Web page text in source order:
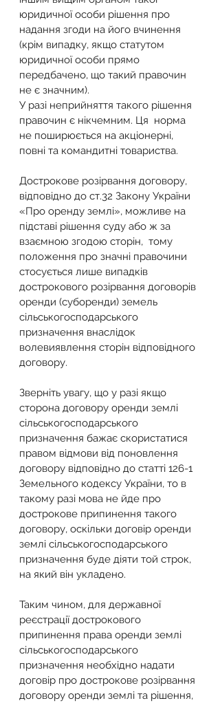
юридичної особи рішення про
надання згоди на його вчинення
(крім випадку, якщо статутом
юридичної особи прямо
передбачено, що такий правочин
не є значним).
У разі неприйняття такого рішення
правочин є нікчемним. Ця  норма
не поширюється на акціонерні,
повні та командитні товариства.
Дострокове розірвання договору,
відповідно до ст.32 Закону України
«Про оренду землі», можливе на
підставі рішення суду або ж за
взаємною згодою сторін,  тому
положення про значні правочини
стосується лише випадків
дострокового розірвання договорів
оренди (суборенди) земель
сільськогосподарського
призначення внаслідок
волевиявлення сторін відповідного
договору.
Зверніть увагу, що у разі якщо
сторона договору оренди землі
сільськогосподарського
призначення бажає скористатися
правом відмови від поновлення
договору відповідно до статті 126-1
Земельного кодексу України, то в
такому разі мова не йде про
дострокове припинення такого
договору, оскільки договір оренди
землі сільськогосподарського
призначення буде діяти той строк,
на який він укладено.
Таким чином, для державної
реєстрації дострокового
припинення права оренди землі
сільськогосподарського
призначення необхідно надати
договір про дострокове розірвання
договору оренди землі та рішення,